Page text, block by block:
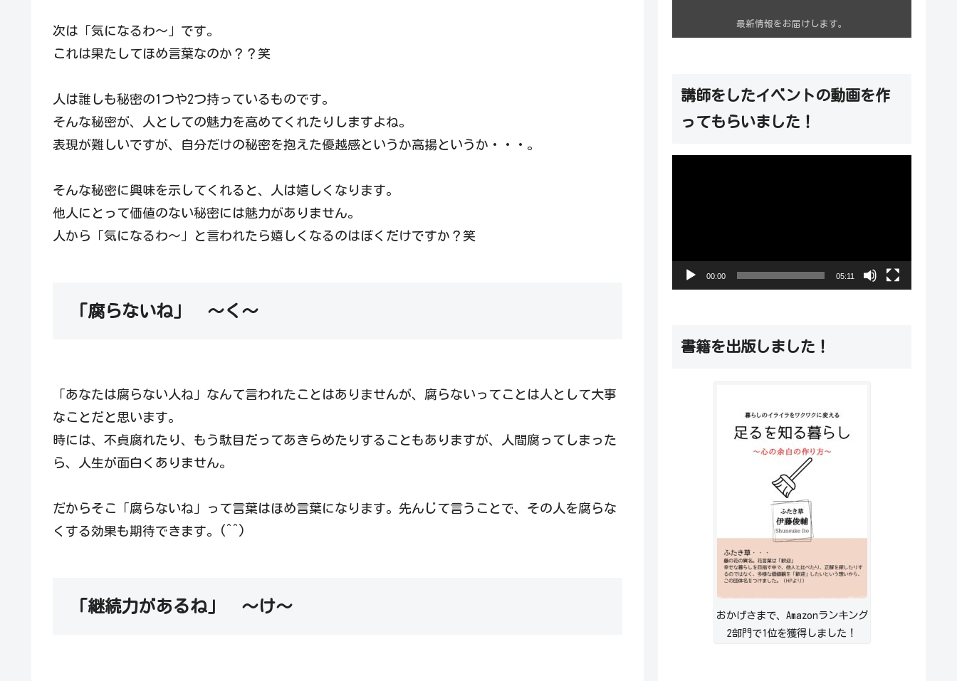
次は「気になるわ～」です。
これは果たしてほめ言葉なのか？？笑
人は誰しも秘密の1つや2つ持っているものです。
そんな秘密が、人としての魅力を高めてくれたりしますよね。
表現が難しいですが、自分だけの秘密を抱えた優越感というか高揚というか・・・。
そんな秘密に興味を示してくれると、人は嬉しくなります。
他人にとって価値のない秘密には魅力がありません。
人から「気になるわ～」と言われたら嬉しくなるのはぼくだけですか？笑
「腐らないね」 ～く～
「あなたは腐らない人ね」なんて言われたことはありませんが、腐らないってことは人として大事
なことだと思います。
時には、不貞腐れたり、もう駄目だってあきらめたりすることもありますが、人間腐ってしまった
ら、人生が面白くありません。
だからそこ「腐らないね」って言葉はほめ言葉になります。先んじて言うことで、その人を腐らな
くする効果も期待できます。(^^)
「継続力があるね」 ～け～
最新情報をお届けします。
講師をしたイベントの動画を作
ってもらいました！
00:00 05:11
書籍を出版しました！
おかげさまで、Amazonランキング
2部門で1位を獲得しました！